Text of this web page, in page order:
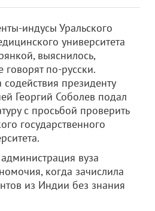
индусы Уральского
университета
выяснилось,
по-русски.
президенту
Георгий Соболев подал
с просьбой проверить
государственного
вуза
когда зачислила
из Индии без знания